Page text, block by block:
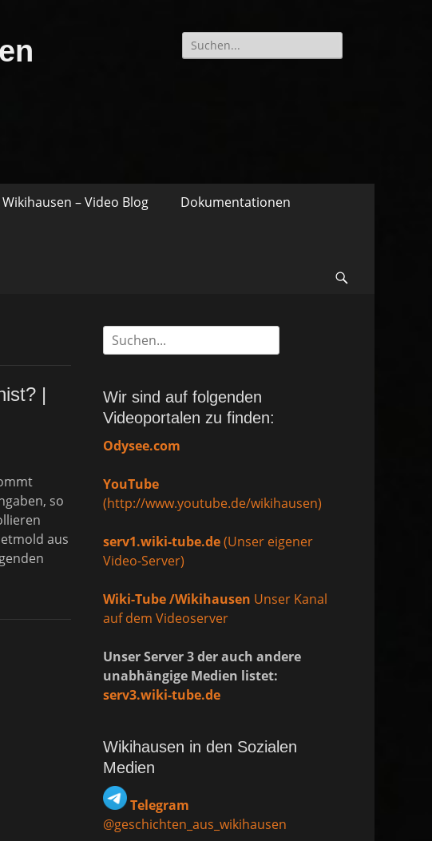
Suche
nach:
Wikihausen – Video Blog Dokumentationen
|
so
aus
Suche
nach:
Wir sind auf folgenden
Videoportalen zu finden:
Odysee.com
YouTube
(http://www.youtube.de/wikihausen)
serv1.wiki-tube.de(Unser eigener
Video-Server)
Wiki-Tube /Wikihausen Unser Kanal
auf dem Videoserver
Unser Server 3 der auch andere
unabhängige Medien listet:
serv3.wiki-tube.de
Wikihausen in den Sozialen
Medien
Telegram
@geschichten_aus_wikihausen